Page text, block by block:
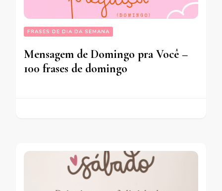
FRASES DE DIA DA SEMANA
Mensagem de Domingo pra Você –
100 frases de domingo